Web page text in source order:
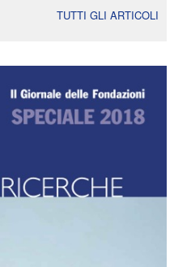
TUTTI GLI ARTICOLI